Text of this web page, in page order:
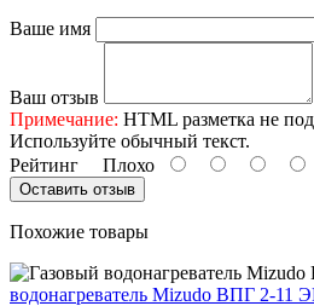
Ваше имя
Ваш отзыв
Примечание: HTML разметка не
Используйте обычный текст.
Рейтинг Плохо
Оставить отзыв
Похожие товары
водонагреватель Mizudo ВПГ 2-11